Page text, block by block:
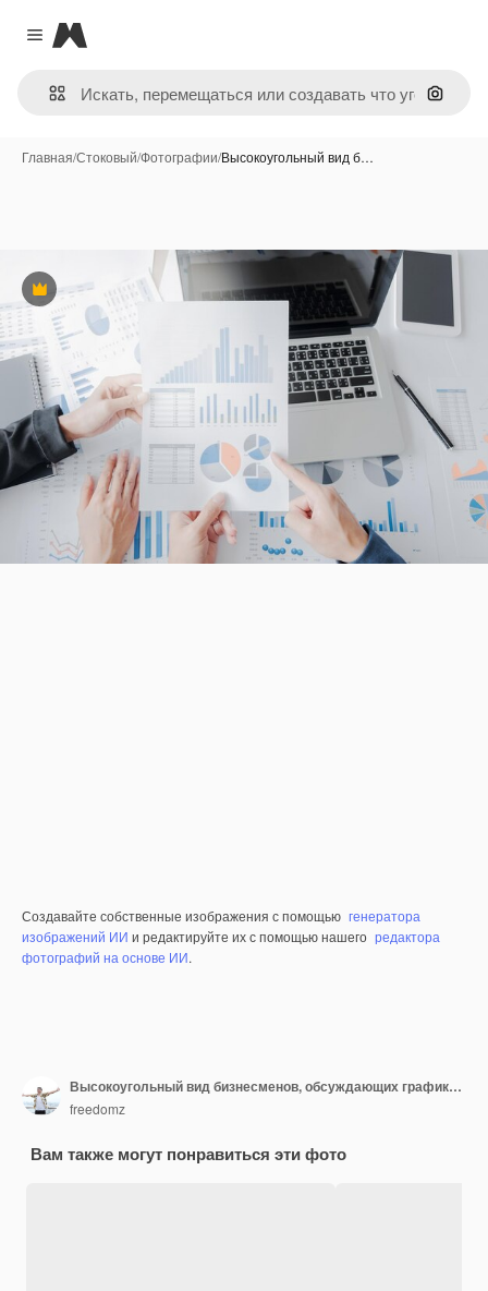
Close menu
Magnific
Поиск
Главная/Стоковый/Фотографии/Высокоугольный вид б…
Премиум
Создавайте собственные изображения с помощью генератора
изображений ИИ и редактируйте их с помощью нашего редактора
фотографий на основе ИИ.
Высокоугольный вид бизнесменов, обсуждающих графики за столом
freedomz
Вам также могут понравиться эти фото